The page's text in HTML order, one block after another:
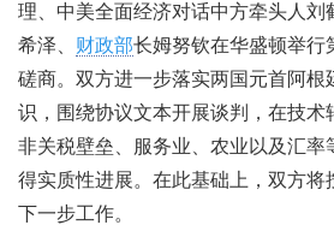
理、中美全面经济对话中方牵头人刘
希泽、 财政部长姆努钦在华盛顿举行
磋商。双方进一步落实两国元首阿根
识，围绕协议文本开展谈判，在技术
非关税壁垒、服务业、农业以及汇率
得实质性进展。在此基础上，双方将
下一步工作。